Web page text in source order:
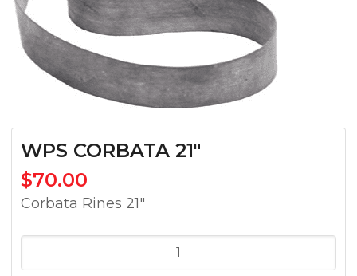
WPS CORBATA 21″
$70.00
Corbata Rines 21″
CORBATA